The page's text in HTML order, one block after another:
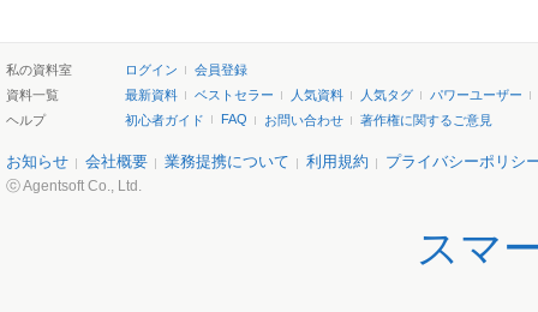
私の資料室 ログイン
会員登録
資料一覧
最新資料 ベストセラー 人気資料 人気タグ
パワーユーザー
ヘルプ
初心者ガイド FAQ お問い合わせ 著作権に関するご意見
お知らせ 会社概要 業務提携について 利用規約 プライバシーポリシ
ⓒ Agentsoft Co., Ltd.
スマ